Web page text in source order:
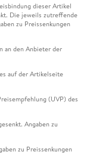
dieser Artikel
Die jeweils zutreffende
zu Preissenkungen
an den Anbieter der
auf der Artikelseite
(UVP) des
Angaben zu
zu Preissenkungen